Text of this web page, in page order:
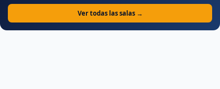
Ver todas las salas →